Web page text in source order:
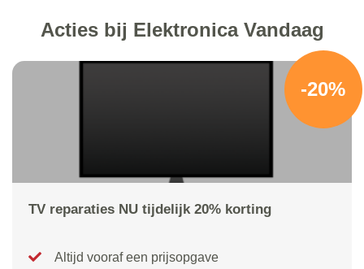
Acties bij Elektronica Vandaag
-20%
TV reparaties NU tijdelijk 20% korting
Altijd vooraf een prijsopgave